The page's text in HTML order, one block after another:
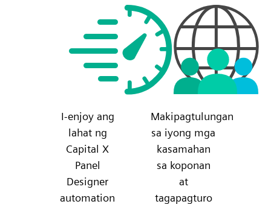
I-enjoy ang
lahat ng
Capital X
Panel
Designer
automation
Makipagtulungan
sa iyong mga
kasamahan
sa koponan
at
tagapagturo